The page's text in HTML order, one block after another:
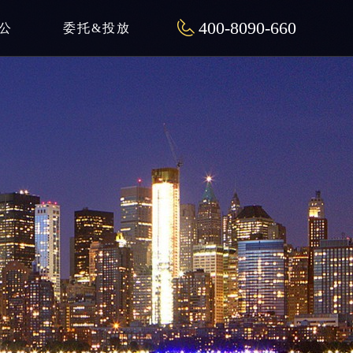
400-8090-660
委托&投放